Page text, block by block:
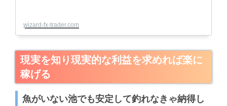
wizard-fx-trader.com
現実を知り現実的な利益を求めれば楽に
稼げる
魚がいない池でも安定して釣れなきゃ納得し